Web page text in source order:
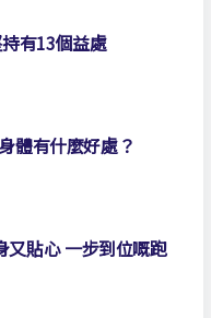
有13個益處
體有什麼好處？
又貼心 一步到位嘅跑